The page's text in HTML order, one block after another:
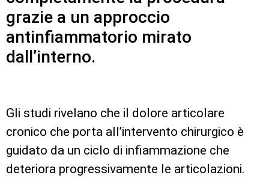
grazie a un approccio
antinfiammatorio mirato
dall’interno.
Gli studi rivelano che il dolore articolare
cronico che porta all’intervento chirurgico è
guidato da un ciclo di infiammazione che
deteriora progressivamente le articolazioni.